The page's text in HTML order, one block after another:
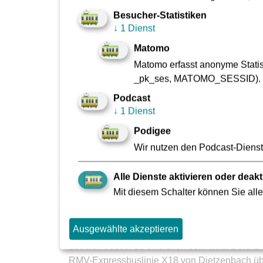
Herausforderungen einer wachsenden Stadt
Nahverkehrsplanung berücksichtigen.“
traffiQ-Chef Tom Reinhold ergänzt: „Auch
und pünktlich.“
der zunehmende Straßenverkehr die U-Bahn
Zum Flughafen (Terminal 3)
Flughafens eröffnet. Dieser wird in erster
Hierbei richtet sie zu diesem Zeitpunkt eine
RMV-Expressbuslinie X18 von Dietzenbach
Besucher-Statistiken
↓ 1 Dienst
Matomo
Matomo erfasst anonyme
_pk_ses, MATOMO_SESSID).
Podcast
↓ 1 Dienst
Podigee
Wir nutzen den Podcast-
Alle Dienste aktivieren oder
Mit diesem Schalter können Sie
Ausgewählte akzeptieren